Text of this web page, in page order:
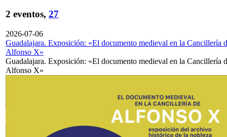
2 eventos, 27
2026-07-06
Guadalajara. Exposición: «El documento medieval en la Cancillería
Alfonso X»
Guadalajara. Exposición: «El documento medieval en la Cancillería
Alfonso X»